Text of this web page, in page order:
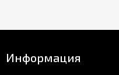
Информация